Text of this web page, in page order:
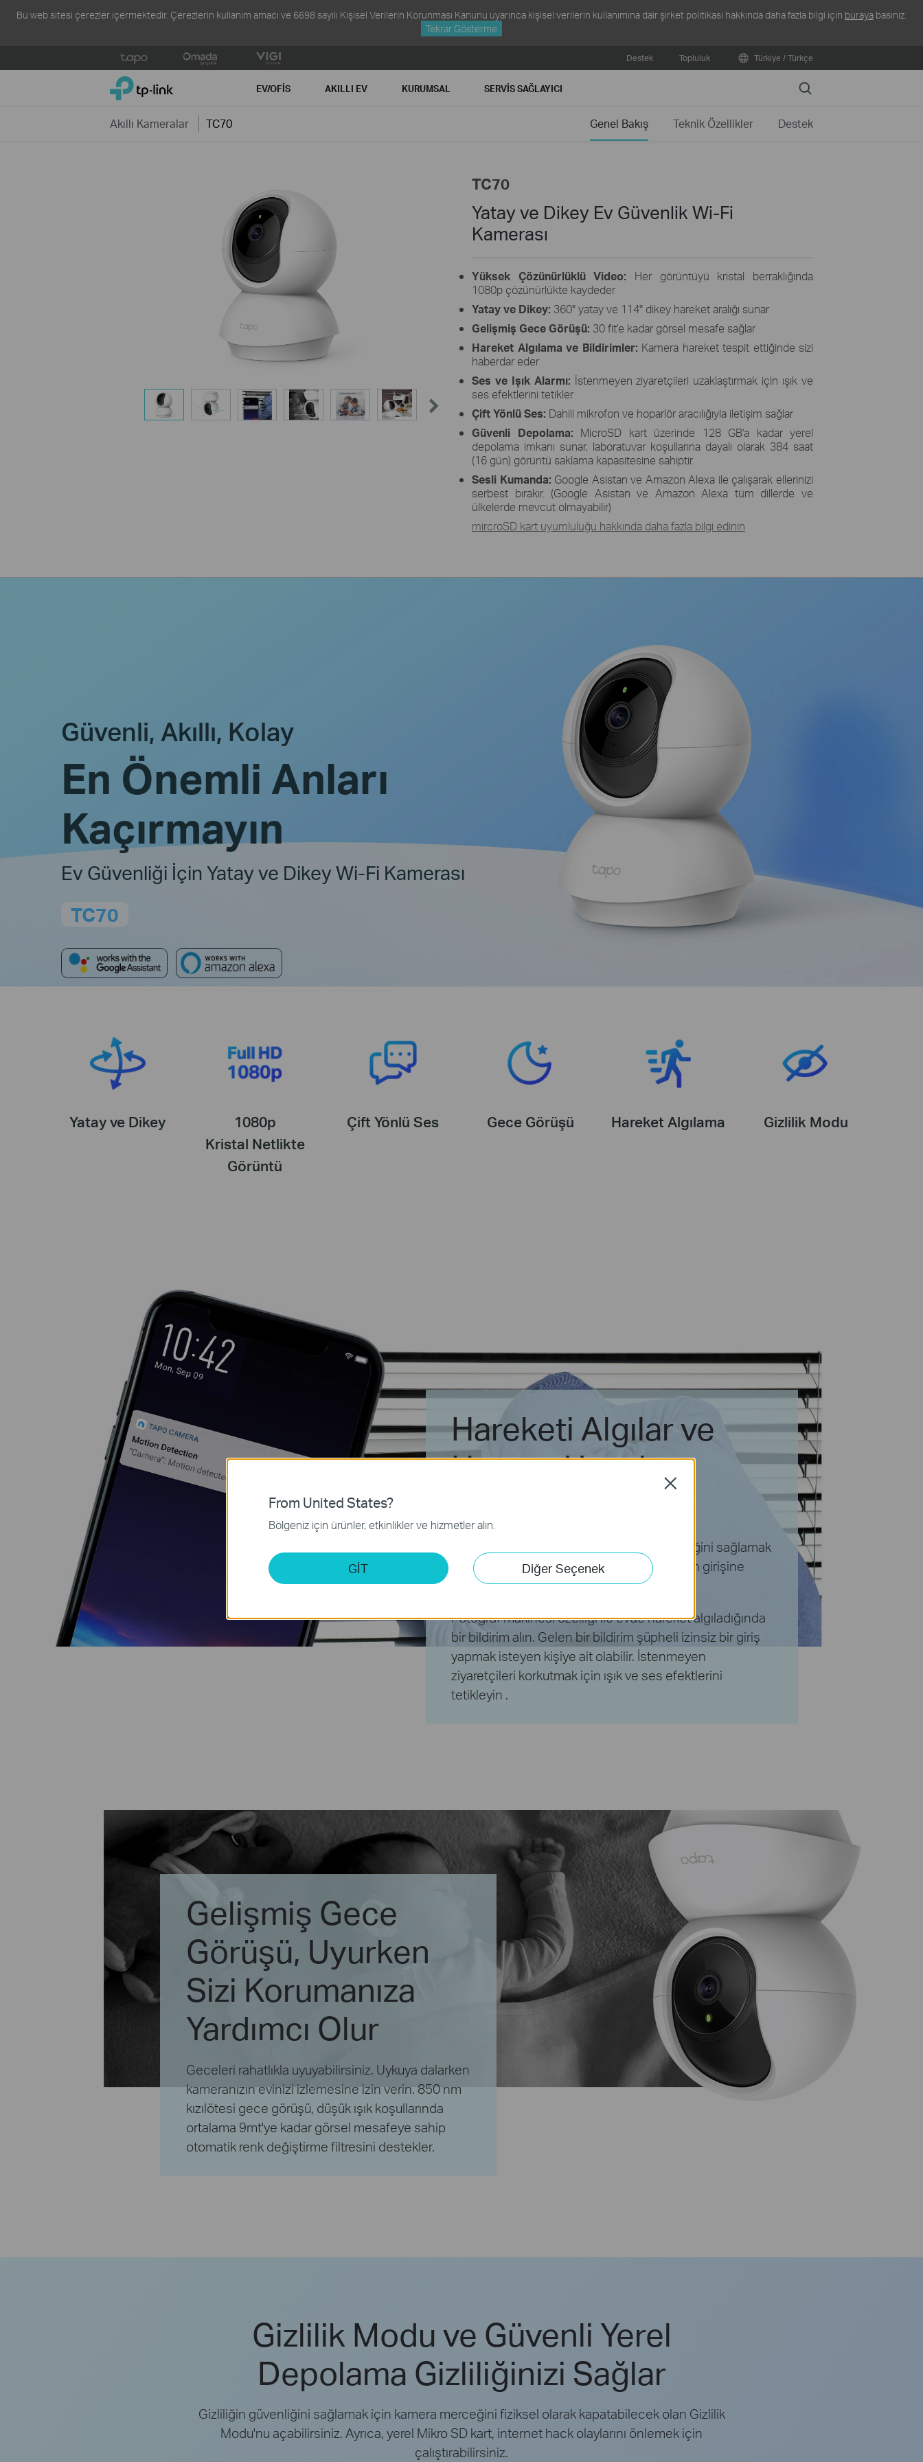
Bu web sitesi çerezler içermektedir. Çerezlerin kullanım amacı ve 6698 sayılı Kişisel Verilerin Korunması Kanunu uyarınca kişisel verilerin kullanımına dair şirket politikası hakkında daha fazla bilgi için buraya basınız.
Tekrar Gösterme
to
Destek Topluluk Türkiye / Türkçe
TP-Link, Reliably Smart EV/OFIS AKILLI EV KURUMSAL SERVIS SAĞLAYICI Search
Akıllı Kameralar TC70 Genel Bakış Teknik Özellikler Destek
TC70
Yatay ve Dikey Ev Güvenlik Wi-Fi
Kamerası
Yüksek Çözünürlüklü Video: Her görüntüyü kristal berraklığında
1080p çözünürlükte kaydeder
Yatay ve Dikey: 360° yatay ve 114° dikey hareket aralığı sunar
Gelişmiş Gece Görüşü: 30 fit'e kadar görsel mesafe sağlar
Hareket Algılama ve Bildirimler: Kamera hareket tespit ettiğinde sizi
haberdar eder
Ses ve Işık Alarmı: İstenmeyen ziyaretçileri uzaklaştırmak için ışık ve
ses efektlerini tetikler
Çift Yönlü Ses: Dahili mikrofon ve hoparlör aracılığıyla iletişim sağlar
Güvenli Depolama: MicroSD kart üzerinde 128 GB'a kadar yerel
depolama imkanı sunar, laboratuvar koşullarına dayalı olarak 384 saat
(16 gün) görüntü saklama kapasitesine sahiptir.
Sesli Kumanda: Google Asistan ve Amazon Alexa ile çalışarak ellerinizi
serbest bırakır. (Google Asistan ve Amazon Alexa tüm dillerde ve
ülkelerde mevcut olmayabilir)
mircroSD kart uyumluluğu hakkında daha fazla bilgi edinin
Güvenli, Akıllı, Kolay
En Önemli Anları
Kaçırmayın
Ev Güvenliği İçin Yatay ve Dikey Wi-Fi Kamerası
TC70
Yatay ve Dikey
1080p
Kristal Netlikte
Görüntü
Çift Yönlü Ses Gece Görüşü Hareket Algılama Gizlilik Modu
Hareketi Algılar ve
Hemen Uyarılar
Hırsızlara karşı önlem alın. Ailenizin güvenliğini sağlamak
için evinizin, garajınızın veya bodrumunuzun girişine
doğru bir kamera kurun.
Fotoğraf makinesi özelliği ile evde hareket algıladığında
bir bildirim alın. Gelen bir bildirim şüpheli izinsiz bir giriş
yapmak isteyen kişiye ait olabilir. İstenmeyen
ziyaretçileri korkutmak için ışık ve ses efektlerini
tetikleyin .
Gelişmiş Gece
Görüşü, Uyurken
Sizi Korumanıza
Yardımcı Olur
Geceleri rahatlıkla uyuyabilirsiniz. Uykuya dalarken
kameranızın evinizi izlemesine izin verin. 850 nm
kızılötesi gece görüşü, düşük ışık koşullarında
ortalama 9mt'ye kadar görsel mesafeye sahip
otomatik renk değiştirme filtresini destekler.
Gizlilik Modu ve Güvenli Yerel
Depolama Gizliliğinizi Sağlar
Gizliliğin güvenliğini sağlamak için kamera merceğini fiziksel olarak kapatabilecek olan Gizlilik
Modu'nu açabilirsiniz. Ayrıca, yerel Mikro SD kart, internet hack olaylarını önlemek için
çalıştırabilirsiniz.
From United States?
Bölgeniz için ürünler, etkinlikler ve hizmetler alın.
GİT Diğer Seçenek
Close